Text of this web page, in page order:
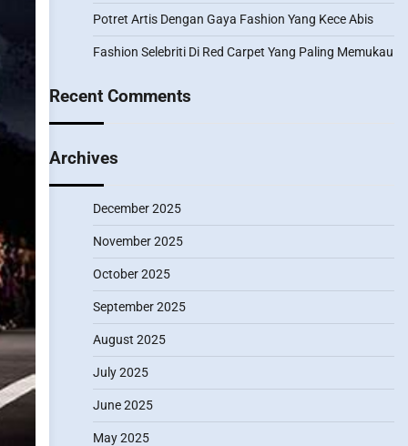
Potret Artis Dengan Gaya Fashion Yang Kece Abis
Fashion Selebriti Di Red Carpet Yang Paling Memukau
Recent Comments
Archives
December 2025
November 2025
October 2025
September 2025
August 2025
July 2025
June 2025
May 2025